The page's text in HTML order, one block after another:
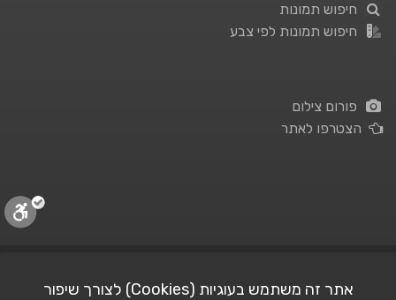
חיפוש תמונות
חיפוש תמונות לפי צבע
פורום צילום
הצטרפו לאתר
אתר זה משתמש בעוגיות (Cookies) לצורך שיפור